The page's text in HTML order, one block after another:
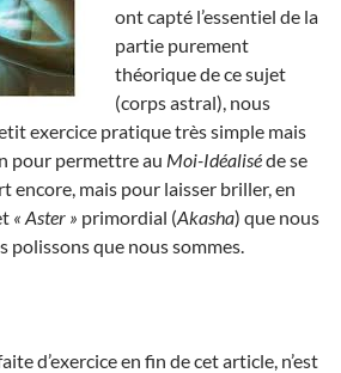
ont capté l’essentiel de la
partie purement
théorique de ce sujet
(corps astral), nous
exercice pratique très simple mais
pour permettre au Moi-Idéaliséde se
encore, mais pour laisser briller, en
« Aster » primordial (Akasha) que nous
polissons que nous sommes.
d’exercice en fin de cet article, n’est